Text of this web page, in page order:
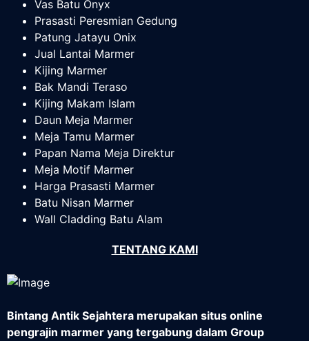
Vas Batu Onyx
Prasasti Peresmian Gedung
Patung Jatayu Onix
Jual Lantai Marmer
Kijing Marmer
Bak Mandi Teraso
Kijing Makam Islam
Daun Meja Marmer
Meja Tamu Marmer
Papan Nama Meja Direktur
Meja Motif Marmer
Harga Prasasti Marmer
Batu Nisan Marmer
Wall Cladding Batu Alam
TENTANG KAMI
Bintang Antik Sejahtera merupakan situs online
pengrajin marmer yang tergabung dalam Group